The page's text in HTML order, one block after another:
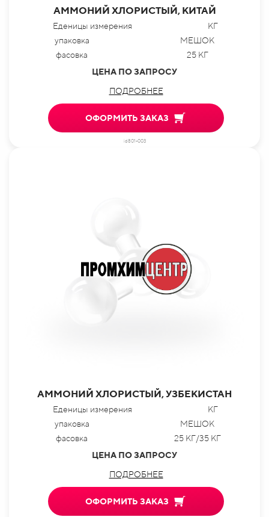
АММОНИЙ ХЛОРИСТЫЙ, КИТАЙ
Еденицы измерения
КГ
упаковка
МЕШОК
фасовка
25 КГ
ЦЕНА ПО ЗАПРОСУ
ПОДРОБНЕЕ
ОФОРМИТЬ ЗАКАЗ
id801-003
АММОНИЙ ХЛОРИСТЫЙ, УЗБЕКИСТАН
Еденицы измерения
КГ
упаковка
МЕШОК
фасовка
25 КГ/35 КГ
ЦЕНА ПО ЗАПРОСУ
ПОДРОБНЕЕ
ОФОРМИТЬ ЗАКАЗ